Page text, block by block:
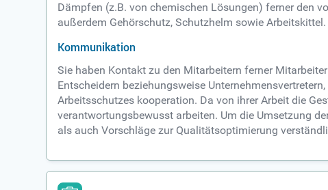
Dämpfen (z.B. von chemischen Lösungen) ferner den
außerdem Gehörschutz, Schutzhelm sowie Arbeitskittel.
Kommunikation
Sie haben Kontakt zu den Mitarbeitern ferner
Entscheidern beziehungsweise
Arbeitsschutzes kooperation. Da von ihrer Arbeit die
verantwortungsbewusst arbeiten. Um die Umsetzung
als auch Vorschläge zur Qualitätsoptimierung